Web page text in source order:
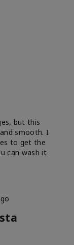
but this
smooth. I
to get the
can wash it